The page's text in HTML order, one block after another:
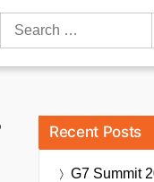
Search
Recent Posts
G7 Summit